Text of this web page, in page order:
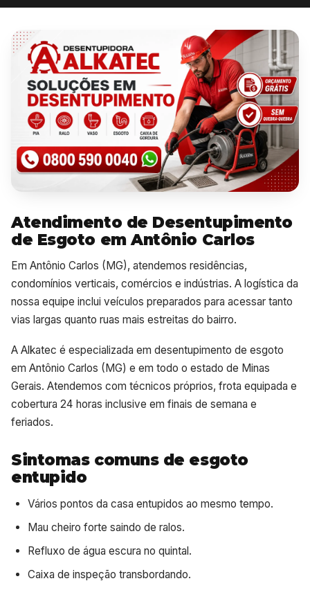
Atendimento de Desentupimento
de Esgoto em Antônio Carlos
Em Antônio Carlos (MG), atendemos residências,
condomínios verticais, comércios e indústrias. A logística da
nossa equipe inclui veículos preparados para acessar tanto
vias largas quanto ruas mais estreitas do bairro.
A Alkatec é especializada em desentupimento de esgoto
em Antônio Carlos (MG) e em todo o estado de Minas
Gerais. Atendemos com técnicos próprios, frota equipada e
cobertura 24 horas inclusive em finais de semana e
feriados.
Sintomas comuns de esgoto
entupido
Vários pontos da casa entupidos ao mesmo tempo.
Mau cheiro forte saindo de ralos.
Refluxo de água escura no quintal.
Caixa de inspeção transbordando.